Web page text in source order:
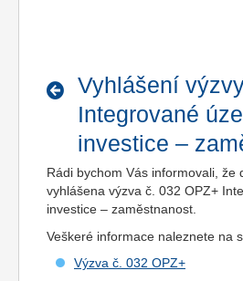
Vyhlášení
Integrované
investice –
Rádi bychom Vás informovali, že
vyhlášena výzva č. 032 OPZ+
investice – zaměstnanost.
Veškeré informace naleznete na
Výzva č. 032 OPZ+